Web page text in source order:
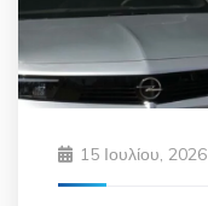
15 Ιουλίου, 2026